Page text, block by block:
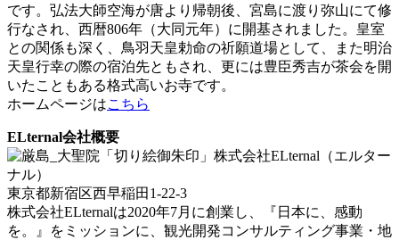
です。弘法大師空海が唐より帰朝後、宮島に渡り弥山にて修
行なされ、西暦806年（大同元年）に開基されました。皇室
との関係も深く、鳥羽天皇勅命の祈願道場として、また明治
天皇行幸の際の宿泊先ともされ、更には豊臣秀吉が茶会を開
いたこともある格式高いお寺です。
ホームページはこちら
ELternal会社概要
株式会社ELternal（エルター
ナル）
東京都新宿区西早稲田1-22-3
株式会社ELternalは2020年7月に創業し、『日本に、感動
を。』をミッションに、観光開発コンサルティング事業・地